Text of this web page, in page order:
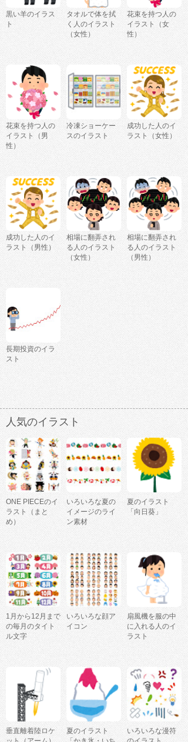
黒い羊のイラス
ト
タオルで体を拭
く人のイラスト
（女性）
花束を持つ人の
イラスト（女
性）
花束を持つ人の
イラスト（男
性）
冷凍ショーケー
スのイラスト
成功した人のイ
ラスト（女性）
成功した人のイ
ラスト（男性）
相場に翻弄され
る人のイラスト
（女性）
相場に翻弄され
る人のイラスト
（男性）
長期投資のイラ
スト
人気のイラスト
ONE PIECEのイ
ラスト（まと
め）
いろいろな夏の
イメージのライ
ン素材
夏のイラスト
「向日葵」
1月から12月まで
の毎月のタイト
ル文字
いろいろな顔ア
イコン
扇風機を服の中
に入れる人のイ
ラスト
垂直離着陸ロケ
夏のイラスト
いろいろな漫符